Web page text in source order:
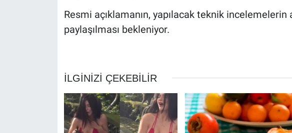
Resmi açıklamanın, yapılacak teknik incelemelerin
paylaşılması bekleniyor.